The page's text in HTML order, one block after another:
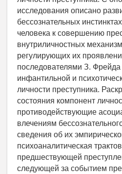
исследования описано
бессознательных
человека к совершению
внутриличностных
регулирующих их
последователями З. Фрейда
инфантильной и
личности преступника.
состояния компонент
противодействующие
влечениям
сведения об их
психоаналитическая
предшествующей
следующей за событием